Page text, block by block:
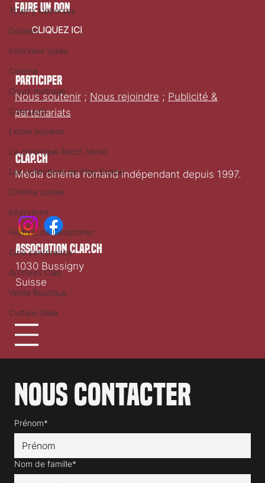
Thierry Uebersax
Dossier
Interview vidéo
Cinéma
Court-métrage
Concours
Lettre ouverte
La chronique Recto Verso
Les collections de Play Suisse
Cinéma suisse
Interviews
Festival de Gérardmer
Ciné conférence
Archives Clap
Vente Boutique
Culture Geek
Clap.ch
Média cinéma romand indépendant depuis 1997.
Participer
Nous soutenir ; Nous rejoindre ; Publicité &
partenariats
Nous contacter
Prénom*
Nom de famille*
faire un don
CLIQUEZ ICI
association clap.ch
1030 Bussigny
Suisse